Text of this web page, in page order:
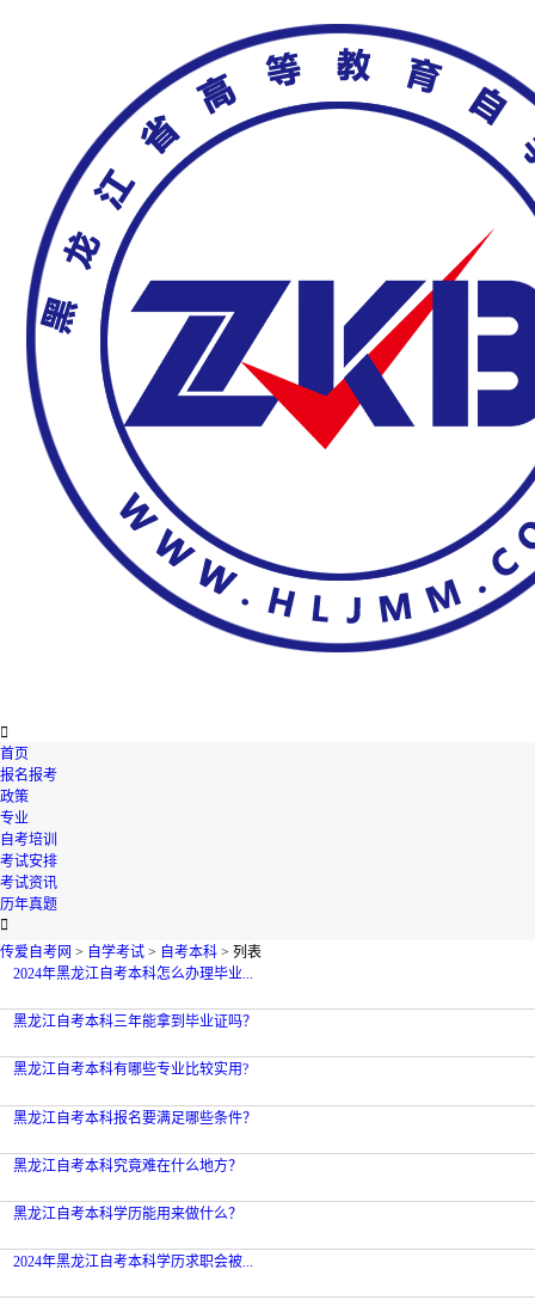

首页
报名报考
政策
专业
自考培训
考试安排
考试资讯
历年真题

传爱自考网 > 自学考试 > 自考本科 > 列表
2024年黑龙江自考本科怎么办理毕业...
黑龙江自考本科三年能拿到毕业证吗？
黑龙江自考本科有哪些专业比较实用?
黑龙江自考本科报名要满足哪些条件？
黑龙江自考本科究竟难在什么地方？
黑龙江自考本科学历能用来做什么？
2024年黑龙江自考本科学历求职会被...